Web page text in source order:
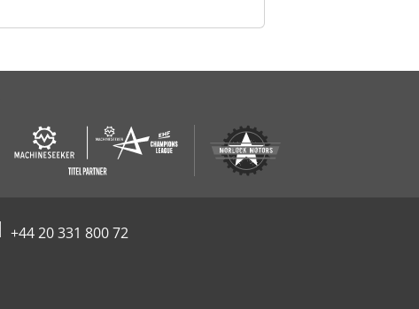
+44 20 331 800 72